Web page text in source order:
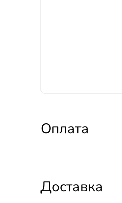
Оплата
Доставка